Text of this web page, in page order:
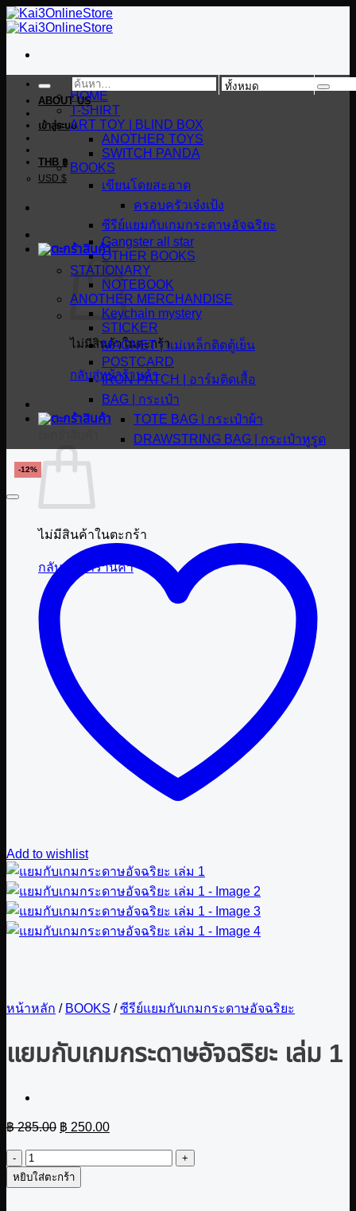
ข้าม
ไป
เนื้อหา
ค้นหา:
ABOUT US
เข้าสู่ระบบ
THB ฿
USD $
ไม่มีสินค้าในตะกร้า
กลับสู่หน้าร้านค้า
ไม่มีสินค้าในตะกร้า
กลับสู่หน้าร้านค้า
HOME
T-SHIRT
ART TOY | BLIND BOX
ANOTHER TOYS
SWITCH PANDA
BOOKS
เขียนโดยสะอาด
ครอบครัวเจ๋งเป้ง
ซีรีย์แยมกับเกมกระดาษอัจฉริยะ
Gangster all star
OTHER BOOKS
STATIONARY
NOTEBOOK
ANOTHER MERCHANDISE
Keychain mystery
STICKER
MAGNET | แม่เหล็กติดตู้เย็น
POSTCARD
IRON PATCH | อาร์มติดเสื้อ
BAG | กระเป๋า
TOTE BAG | กระเป๋าผ้า
DRAWSTRING BAG | กระเป๋าหูรูด
-12%
Add to wishlist
หน้าหลัก / BOOKS / ซีรีย์แยมกับเกมกระดาษอัจฉริยะ
แยมกับเกมกระดาษอัจฉริยะ เล่ม 1
฿285.00 Original
price
was:
฿ 285.00.
฿ 250.00Current
price
is:
฿ 250.00.
จำนวน
แยม
หยิบใส่ตะกร้า